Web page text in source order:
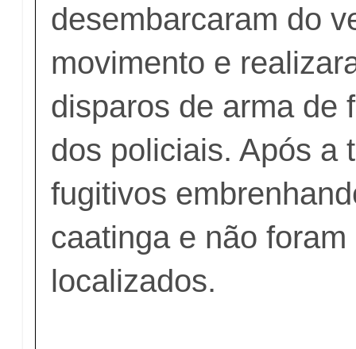
desembarcaram do
movimento e
disparos de arma de
dos policiais. Após a
fugitivos
caatinga e não foram
localizados.